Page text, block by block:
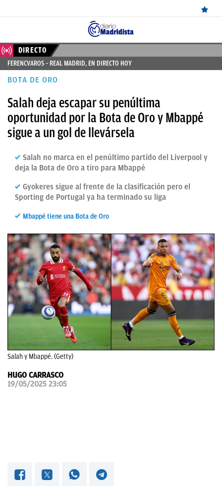
ÚLTIMAS
NOTICIAS
MADRID
BALONCESTO
FICHAJES
FEMENINO
PAPARAZZI
OKDIARIO
DIRECTO
FERENCVAROS – REAL MADRID, EN DIRECTO HOY
BOTA DE ORO
Salah deja escapar su penúltima
oportunidad por la Bota de Oro y Mbappé
sigue a un gol de llevársela
Salah no marca en el penúltimo partido del Liverpool y
deja la Bota de Oro a tiro para Mbappé
Gyokeres sigue al frente de la clasificación pero el
Sporting de Portugal ya ha terminado su liga
Mbappé tiene una Bota de Oro
Salah y Mbappé. (Getty)
HUGO CARRASCO
19/05/2025 23:05